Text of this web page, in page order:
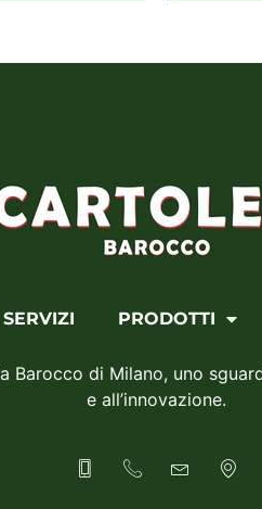
SERVIZI PRODOTTI
Barocco di Milano, uno
e all’innovazione.